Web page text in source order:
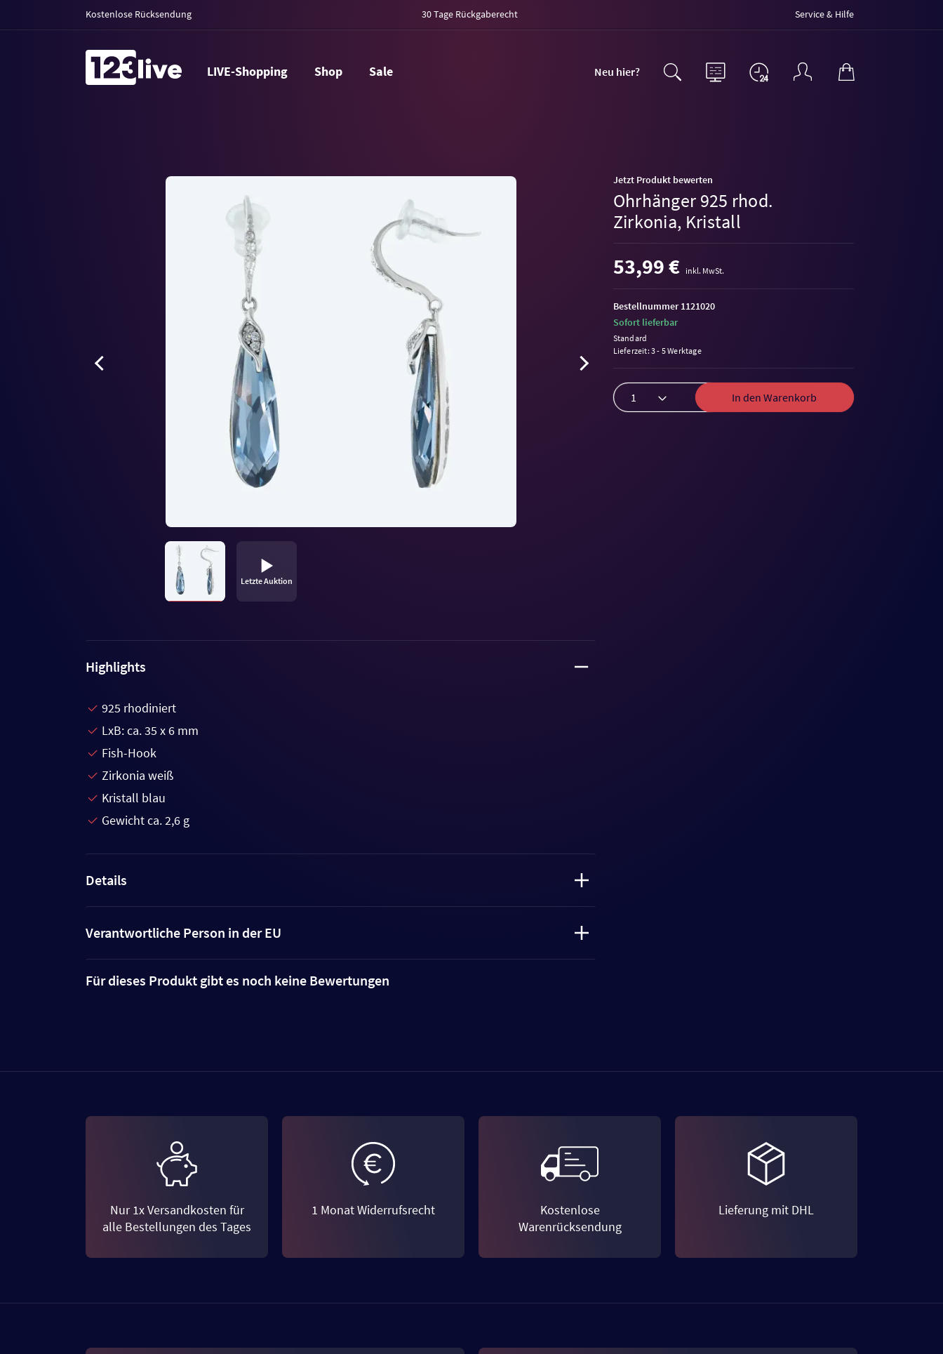
Kostenlose Rücksendung 30 Tage Rückgaberecht Service & Hilfe
LIVE-Shopping Shop Sale Neu hier?
Letzte Auktion
Jetzt Produkt bewerten
Ohrhänger 925 rhod.
Zirkonia, Kristall
53,99 € inkl. MwSt.
In den Warenkorb
Bestellnummer 1121020
Sofort lieferbar
Standard
Lieferzeit: 3 - 5 Werktage
Highlights
925 rhodiniert
LxB: ca. 35 x 6 mm
Fish-Hook
Zirkonia weiß
Kristall blau
Gewicht ca. 2,6 g
Details
Verantwortliche Person in der EU
Für dieses Produkt gibt es noch keine Bewertungen
Nur 1x Versandkosten für
alle Bestellungen des Tages
1 Monat Widerrufsrecht
Kostenlose
Warenrücksendung
Lieferung mit DHL